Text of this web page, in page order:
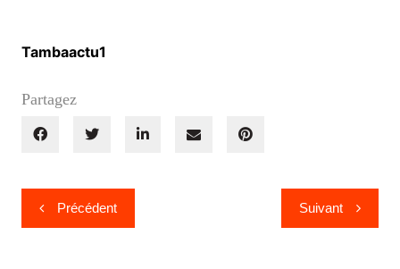
Tambaactu1
Partagez
Navigation
de
Précédent Suivant